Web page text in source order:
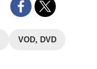
VOD, DVD